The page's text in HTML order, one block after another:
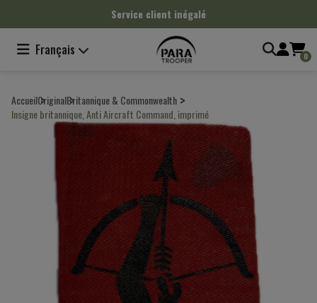
Service client inégalé
Français 0
AccueilOriginalBritannique & Commonwealth
Insigne britannique, Anti Aircraft Command, imprimé